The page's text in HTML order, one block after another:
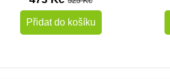
Přidat do košíku